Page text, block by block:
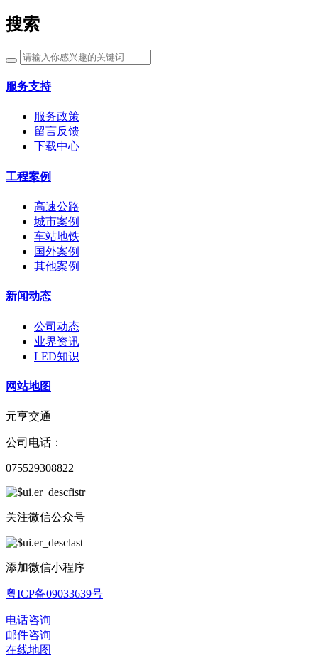
搜索
服务支持
服务政策
留言反馈
下载中心
工程案例
高速公路
城市案例
车站地铁
国外案例
其他案例
新闻动态
公司动态
业界资讯
LED知识
网站地图
元亨交通
公司电话：
075529308822
关注微信公众号
添加微信小程序
粤ICP备09033639号
电话咨询
邮件咨询
在线地图